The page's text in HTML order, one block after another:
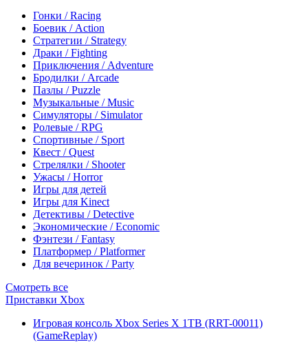
Гонки / Racing
Боевик / Action
Стратегии / Strategy
Драки / Fighting
Приключения / Adventure
Бродилки / Arcade
Пазлы / Puzzle
Музыкальные / Music
Симуляторы / Simulator
Ролевые / RPG
Спортивные / Sport
Квест / Quest
Стрелялки / Shooter
Ужасы / Horror
Игры для детей
Игры для Kinect
Детективы / Detective
Экономические / Economic
Фэнтези / Fantasy
Платформер / Platformer
Для вечеринок / Party
Смотреть все
Приставки Xbox
Игровая консоль Xbox Series X 1TB (RRT-00011)
(GameReplay)